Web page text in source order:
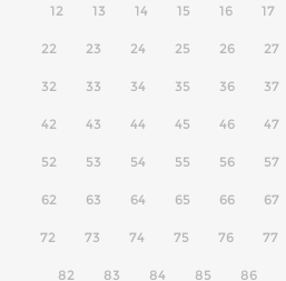
12 13 14 15 16 17
22 23 24 25 26 27
32 33 34 35 36 37
42 43 44 45 46 47
52 53 54 55 56 57
62 63 64 65 66 67
72 73 74 75 76 77
82 83 84 85 86